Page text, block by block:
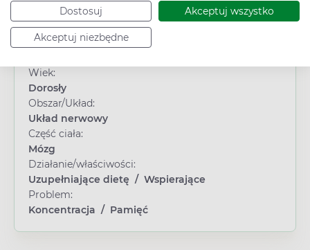
Dostosuj Akceptuj wszystko
Akceptuj niezbędne
Typ produktu:
Suplement diety
Płeć:
Wiek:
Dorosły
Obszar/Układ:
Układ nerwowy
Część ciała:
Mózg
Działanie/właściwości:
Uzupełniające dietę / Wspierające
Problem:
Koncentracja / Pamięć